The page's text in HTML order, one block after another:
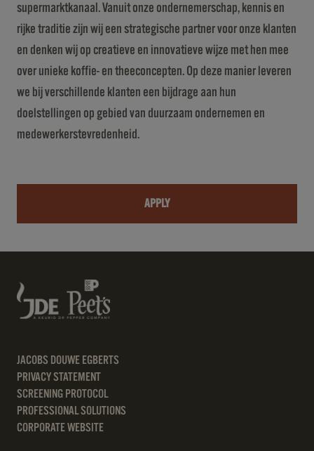
supermarktkanaal. Vanuit onze ondernemerschap, kennis en
rijke traditie zijn wij een strategische partner voor onze klanten
en denken wij op creatieve en innovatieve wijze met hen mee
over unieke koffie- en theeconcepten. Op deze manier leveren
we bij verschillende klanten een bijdrage aan hun
doelstellingen op gebied van duurzaam ondernemen en
medewerkerstevredenheid.
APPLY
JACOBS DOUWE EGBERTS
PRIVACY STATEMENT
SCREENING PROTOCOL
PROFESSIONAL SOLUTIONS
CORPORATE WEBSITE